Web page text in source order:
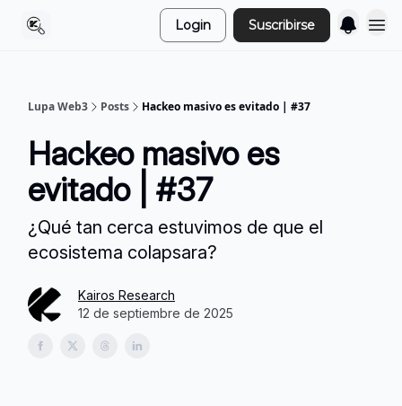
Login Suscribirse
Lupa Web3 Posts Hackeo masivo es evitado | #37
Hackeo masivo es
evitado | #37
¿Qué tan cerca estuvimos de que el
ecosistema colapsara?
Kairos Research
12 de septiembre de 2025